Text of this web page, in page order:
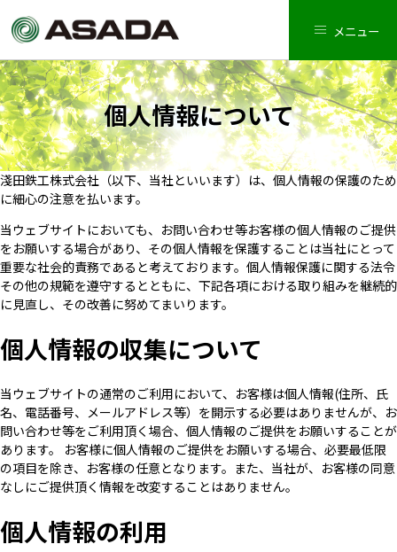
メニュー
個人情報について
淺田鉄工株式会社（以下、当社といいます）は、個人情報の保護のため
に細心の注意を払います。
当ウェブサイトにおいても、お問い合わせ等お客様の個人情報のご提供
をお願いする場合があり、その個人情報を保護することは当社にとって
重要な社会的責務であると考えております。個人情報保護に関する法令
その他の規範を遵守するとともに、下記各項における取り組みを継続的
に見直し、その改善に努めてまいります。
個人情報の収集について
当ウェブサイトの通常のご利用において、お客様は個人情報(住所、氏
名、電話番号、メールアドレス等）を開示する必要はありませんが、お
問い合わせ等をご利用頂く場合、個人情報のご提供をお願いすることが
あります。 お客様に個人情報のご提供をお願いする場合、必要最低限
の項目を除き、お客様の任意となります。また、当社が、お客様の同意
なしにご提供頂く情報を改変することはありません。
個人情報の利用